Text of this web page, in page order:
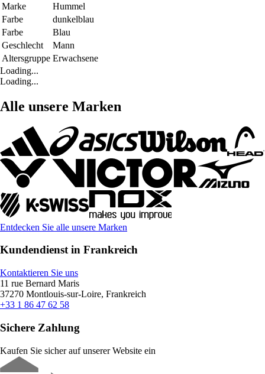
Marke
Hummel
Farbe
dunkelblau
Farbe
Blau
Geschlecht
Mann
Altersgruppe Erwachsene
Loading...
Loading...
Alle unsere Marken
Entdecken Sie alle unsere Marken
Kundendienst in Frankreich
Kontaktieren Sie uns
11 rue Bernard Maris
37270 Montlouis-sur-Loire, Frankreich
+33 1 86 47 62 58
Sichere Zahlung
Kaufen Sie sicher auf unserer Website ein